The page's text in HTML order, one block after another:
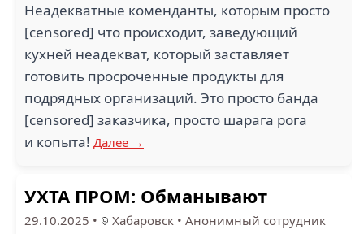
Неадекватные коменданты, которым просто
[censored] что происходит, заведующий
кухней неадекват, который заставляет
готовить просроченные продукты для
подрядных организаций. Это просто банда
[censored] заказчика, просто шарага рога
и копыта! Далее →
УХТА ПРОМ: Обманывают
29.10.2025 • Хабаровск • Анонимный сотрудник